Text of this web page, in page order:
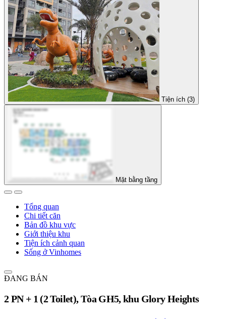
Tiện ích (3)
Mặt bằng tầng
Tổng quan
Chi tiết căn
Bản đồ khu vực
Giới thiệu khu
Tiện ích cảnh quan
Sống ở Vinhomes
ĐANG BÁN
2 PN + 1 (2 Toilet), Tòa GH5, khu Glory Heights